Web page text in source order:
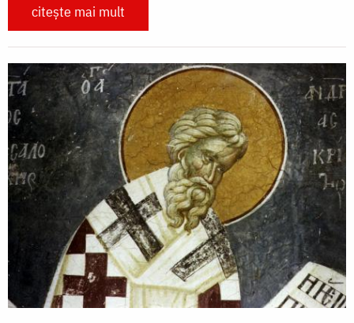
citește mai mult